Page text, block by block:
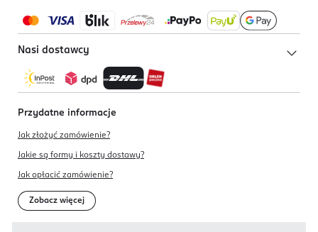
Nasi dostawcy
Przydatne informacje
Jak złożyć zamówienie?
Jakie są formy i koszty dostawy?
Jak opłacić zamówienie?
Zobacz więcej